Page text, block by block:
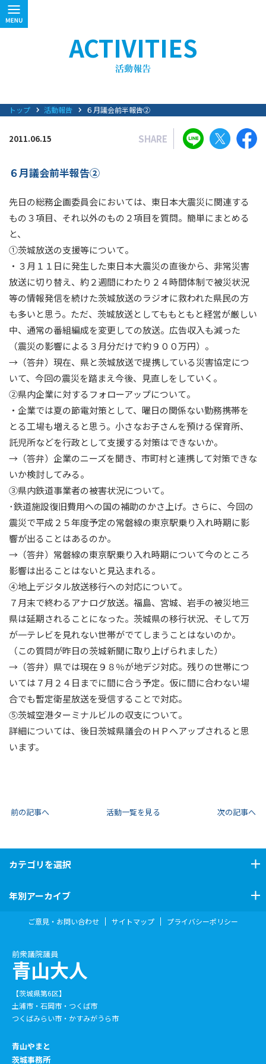
ACTIVITIES
トップ 活動報告 ６月議会前半報告②
2011.06.15 SHARE
６月議会前半報告②
先日の総務企画委員会においては、東日本大震災に関連する
もの３項目、それ以外のもの２項目を質問。簡単にまとめる
と、
①茨城放送の支援等について。
・３月１１日に発生した東日本大震災の直後から、非常災害
放送に切り替え、約２週間にわたり２４時間体制で被災状況
等の情報発信を続けた茨城放送のラジオに救われた県民の方
も多いと思う。ただ、茨城放送としてももともと経営が厳しい
中、通常の番組編成を変更しての放送。広告収入も減った
（震災の影響による３月分だけで約９００万円）。
→（答弁）現在、県と茨城放送で提携している災害協定につ
いて、今回の震災を踏まえ今後、見直しをしていく。
②県内企業に対するフォローアップについて。
・企業では夏の節電対策として、曜日の関係ない勤務携帯を
とる工場も増えると思う。小さなお子さんを預ける保育所、
託児所などを行政として支援する対策はできないか。
→（答弁）企業のニーズを聞き、市町村と連携して対策できな
いか検討してみる。
③県内鉄道事業者の被害状況について。
･鉄道施設復旧費用への国の補助のかさ上げ。さらに、今回の
震災で平成２５年度予定の常磐線の東京駅乗り入れ時期に影
響が出ることはあるのか。
→（答弁）常磐線の東京駅乗り入れ時期について今のところ
影響は出ることはないと見込まれる。
④地上デジタル放送移行への対応について。
７月末で終わるアナログ放送。福島、宮城、岩手の被災地三
県は延期されることになった。茨城県の移行状況、そして万
が一テレビを見れない世帯がでてしまうことはないのか。
（この質問が昨日の茨城新聞に取り上げられました）
→（答弁）県では現在９８％が地デジ対応。残りの世帯につ
いては７月２４日までに間に合う予定。仮に間に合わない場
合でも暫定衛星放送を受信することで対応。
⑤茨城空港ターミナルビルの収支について。
詳細については、後日茨城県議会のＨＰへアップされると思
います。
前の記事へ 活動一覧を見る 次の記事へ
カテゴリを選択
年別アーカイブ
前衆議院議員
青山大人
【茨城県第6区】
土浦市・石岡市・つくば市
つくばみらい市・かすみがうら市
青山やまと
茨城事務所
ご意見・お問い合わせ サイトマップ プライバシーポリシー